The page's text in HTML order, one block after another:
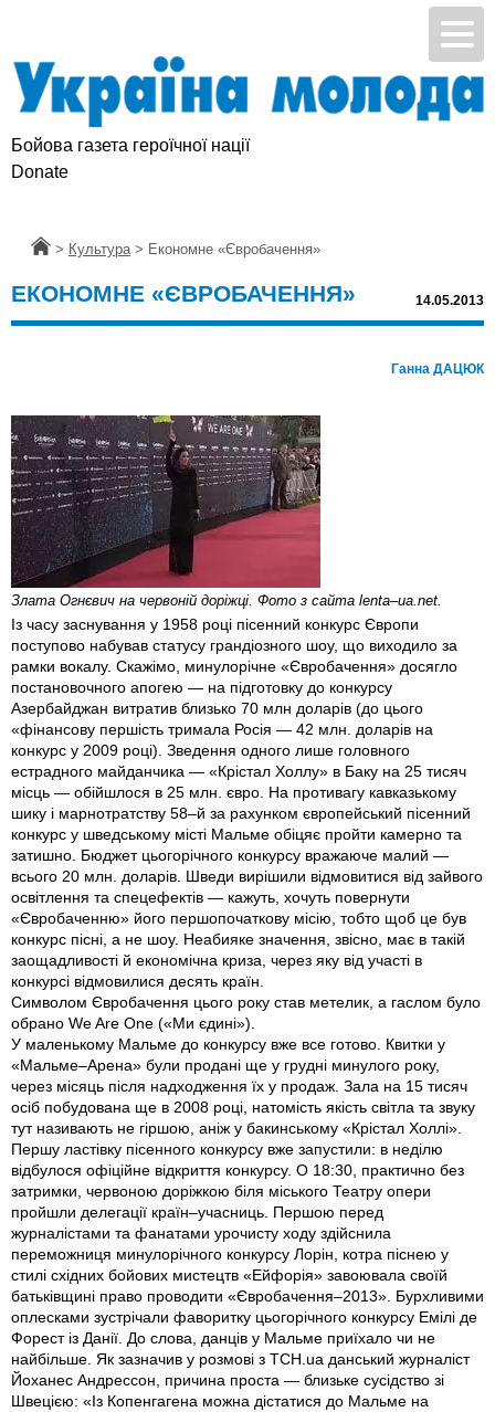
Бойова газета героїчної нації
Donate
Головна
> Культура > Економне «Євробачення»
ЕКОНОМНЕ «ЄВРОБАЧЕННЯ» 14.05.2013
Ганна ДАЦЮК
Злата Огнєвич на червоній доріжці. Фото з сайта lenta–ua.net.
Із часу заснування у 1958 році пісенний конкурс Європи
поступово набував статусу грандіозного шоу, що виходило за
рамки вокалу. Скажімо, минулорічне «Євробачення» досягло
постановочного апогею — на підготовку до конкурсу
Азербайджан витратив близько 70 млн доларів (до цього
«фінансову першість тримала Росія — 42 млн. доларів на
конкурс у 2009 році). Зведення одного лише головного
естрадного майданчика — «Крістал Холлу» в Баку на 25 тисяч
місць — обійшлося в 25 млн. євро. На противагу кавказькому
шику і марнотратству 58–й за рахунком європейський пісенний
конкурс у шведському місті Мальме обіцяє пройти камерно та
затишно. Бюджет цьогорічного конкурсу вражаюче малий —
всього 20 млн. доларів. Шведи вирішили відмовитися від зайвого
освітлення та спецефектів — кажуть, хочуть повернути
«Євробаченню» його першопочаткову місію, тобто щоб це був
конкурс пісні, а не шоу. Неабияке значення, звісно, має в такій
заощадливості й економічна криза, через яку від участі в
конкурсі відмовилися десять країн.
Символом Євробачення цього року став метелик, а гаслом було
обрано We Are One («Ми єдині»).
У маленькому Мальме до конкурсу вже все готово. Квитки у
«Мальме–Арена» були продані ще у грудні минулого року,
через місяць після надходження їх у продаж. Зала на 15 тисяч
осіб побудована ще в 2008 році, натомість якість світла та звуку
тут називають не гіршою, аніж у бакинському «Крiстал Холлі».
Першу ластівку пісенного конкурсу вже запустили: в неділю
відбулося офіційне відкриття конкурсу. О 18:30, практично без
затримки, червоною доріжкою біля міського Театру опери
пройшли делегації країн–учасниць. Першою перед
журналістами та фанатами урочисту ходу здійснила
переможниця минулорічного конкурсу Лорін, котра піснею у
стилі східних бойових мистецтв «Ейфорія» завоювала своїй
батьківщині право проводити «Євробачення–2013». Бурхливими
оплесками зустрічали фаворитку цьогорічного конкурсу Емілі де
Форест iз Данії. До слова, данців у Мальме приїхало чи не
найбільше. Як зазначив у розмові з ТСН.ua данський журналіст
Йоханес Андрессон, причина проста — близьке сусідство зi
Швецією: «Із Копенгагена можна дістатися до Мальме на